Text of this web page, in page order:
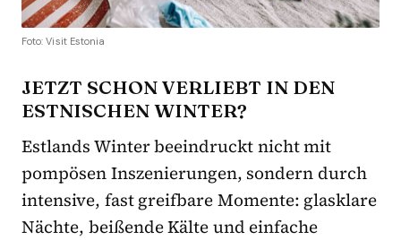
Foto: Visit Estonia
JETZT SCHON VERLIEBT IN DEN
ESTNISCHEN WINTER?
Estlands Winter beeindruckt nicht mit
pompösen Inszenierungen, sondern durch
intensive, fast greifbare Momente: glasklare
Nächte, beißende Kälte und einfache